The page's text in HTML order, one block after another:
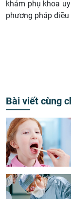
khám phụ khoa
phương pháp
Bài viết cùng